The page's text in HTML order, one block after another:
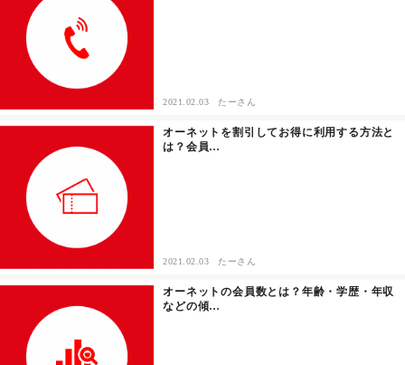
ドキドキ
仕事とキャリア
占い・診断
ファッション・美容
グルメ
セックスライフ
2021.02.03 たーさん
オーネットを割引してお得に利用する方法と
は？会員…
2021.02.03 たーさん
オーネットの会員数とは？年齢・学歴・年収
などの傾…